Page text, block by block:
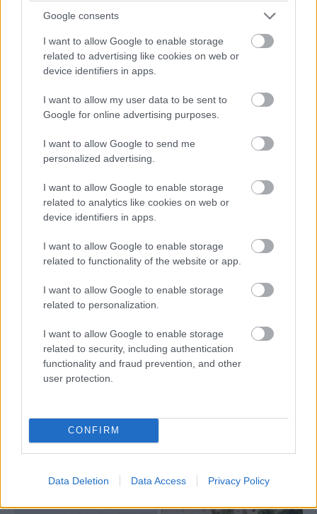
Google consents
I want to allow Google to enable storage
related to advertising like cookies on web or
device identifiers in apps.
I want to allow my user data to be sent to
Google for online advertising purposes.
I want to allow Google to send me
personalized advertising.
I want to allow Google to enable storage
related to analytics like cookies on web or
device identifiers in apps.
I want to allow Google to enable storage
related to functionality of the website or app.
I want to allow Google to enable storage
related to personalization.
I want to allow Google to enable storage
related to security, including authentication
functionality and fraud prevention, and other
user protection.
CONFIRM
Data Deletion Data Access Privacy Policy
Architekt navrhol pre svoju
rodinu jednoduchý murovaný
vidiecky dom zosúladený so
záhradou. Ako udržal náklady
na uzde?
Rodinný dom v Skalke nad Váhom
lokalita: Skalka nad Váhom
kto tu býva: architekti Monika a Marek Ivankovci +
ich 3 deti
obytná plocha: 113,33 m 2
plocha pozemku: 2 435 m
Text: Zuzana Kubalová
Foto:Matej Hakár